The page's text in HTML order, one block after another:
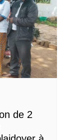
de 2